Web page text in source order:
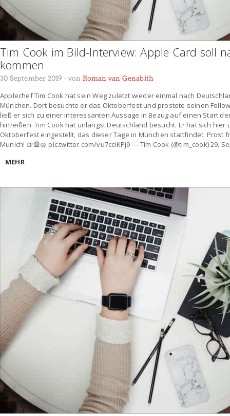
Tim Cook im Bild-Interview: Apple Card soll
kommen
30 September 2019 - von Roman van Genabith
Applechef Tim Cook hat sein Weg zuletzt wieder einmal nach
München. Dort besuchte er das Oktoberfest und prostete seinen
ließ er sich zu einer interessanten Aussage in Bezug auf einen Start
hinreißen. Tim Cook hat unlängst Deutschland besucht. Er hat sich
Oktoberfest eingestellt, das dieser Tage in München stattfindet. Prost
Munich! 🍺🎡🥨 pic.twitter.com/vu7cciKPj9 — Tim Cook (@tim_cook) 29.
MEHR